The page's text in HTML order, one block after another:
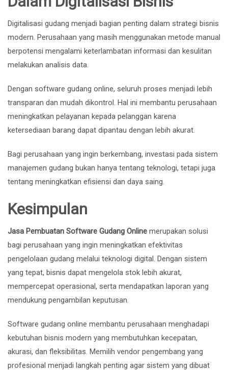
Digitalisasi gudang menjadi bagian penting dalam strategi bisnis
modern. Perusahaan yang masih menggunakan metode manual
berpotensi mengalami keterlambatan informasi dan kesulitan
melakukan analisis data.
Dengan software gudang online, seluruh proses menjadi lebih
transparan dan mudah dikontrol. Hal ini membantu perusahaan
meningkatkan pelayanan kepada pelanggan karena
ketersediaan barang dapat dipantau dengan lebih akurat.
Bagi perusahaan yang ingin berkembang, investasi pada sistem
manajemen gudang bukan hanya tentang teknologi, tetapi juga
tentang meningkatkan efisiensi dan daya saing.
Kesimpulan
Jasa Pembuatan Software Gudang Online merupakan solusi
bagi perusahaan yang ingin meningkatkan efektivitas
pengelolaan gudang melalui teknologi digital. Dengan sistem
yang tepat, bisnis dapat mengelola stok lebih akurat,
mempercepat operasional, serta mendapatkan laporan yang
mendukung pengambilan keputusan.
Software gudang online membantu perusahaan menghadapi
kebutuhan bisnis modern yang membutuhkan kecepatan,
akurasi, dan fleksibilitas. Memilih vendor pengembang yang
profesional menjadi langkah penting agar sistem yang dibuat